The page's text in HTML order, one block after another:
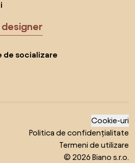
designer
de socializare
Cookie-uri
Politica de confidențialitate
Termeni de utilizare
© 2026 Biano s.r.o.